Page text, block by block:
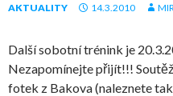
AKTUALITY 14.3.2010
Další sobotní trénink je
Nezapomínejte přijít!!!
fotek z Bakova (naleznete